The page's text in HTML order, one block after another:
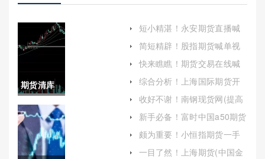
期货清库
(期货冷库)
短小精湛！永安期货直播喊
单：投资者的指南针还是陷
阱？
简短精辟！股指期货喊单视
频（帮助他们更好地理解市
场动态）
快来瞧瞧！期货交易在线喊
单(现象与风险解析)
综合分析！上海国际期货开
户(上海国际期货交易中心)
收好不谢！南钢现货网(提高
用户使用的便捷性和满意度)
新手必备！富时中国a50期货
行情(制定合理的投资策略并
加强风险控制)
颇为重要！小恒指期货一手
保证金(期货小恒指能赚钱吗)
一目了然！上海期货(中国金